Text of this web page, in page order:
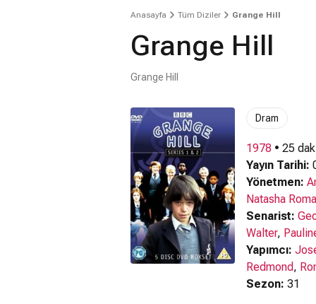
Anasayfa Tüm Diziler Grange Hill
Grange Hill
Grange Hill
Dram
1978 • 25
Yayın Tarihi:
Yönetmen:
Natasha
Senarist:
Walter,
Yapımcı:
Redmond,
Sezon: 31